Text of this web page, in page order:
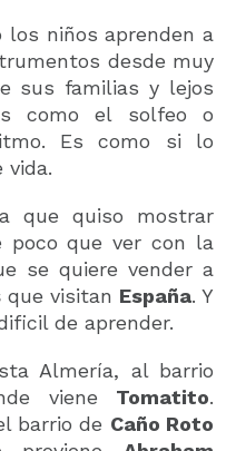
niños aprenden a
desde muy
sus familias y lejos
como el solfeo o
Es como si lo
vida.
que quiso mostrar
poco que ver con la
se quiere vender a
que visitan España. Y
de aprender.
Almería, al barrio
viene Tomatito.
barrio de Caño Roto